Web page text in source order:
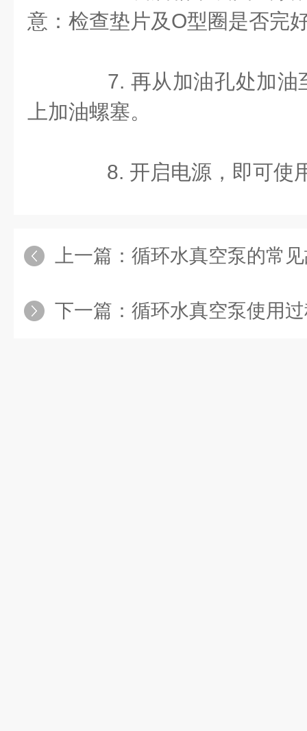
意：检查垫片及O型圈是否完
7. 再从加油孔处加油
上加油螺塞。
8. 开启电源，即可使
上一篇： 循环水真空泵的常
下一篇： 循环水真空泵使用过程